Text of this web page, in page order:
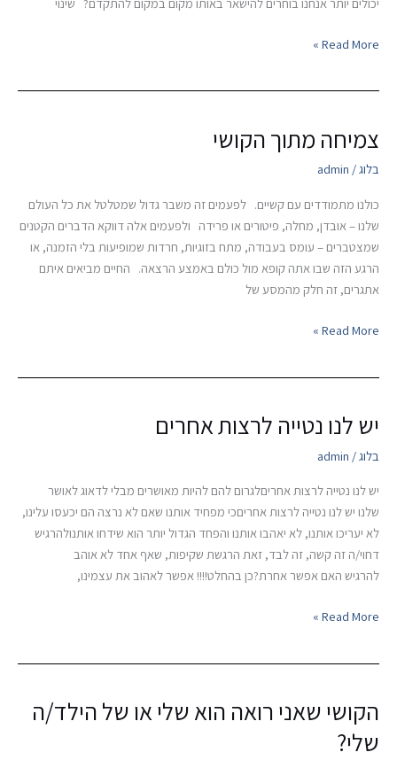
Read More »
צמיחה מתוך הקושי
בלוג/
admin
כולנו מתמודדים עם קשיים. לפעמים זה משבר גדול שמטלטל את כל העולם
שלנו – אובדן, מחלה, פיטורים או פרידה ולפעמים אלה דווקא הדברים הקטנים
שמצטברים – עומס בעבודה, מתח בזוגיות, חרדות שמופיעות בלי הזמנה, או
הרגע הזה שבו אתה קופא מול כולם באמצע הרצאה. החיים מביאים איתם
אתגרים, זה חלק מהמסע של
צמיחה
מתוך
הקושי
Read More »
יש לנו נטייה לרצות אחרים
בלוג /
admin
יש לנו נטייה לרצות אחריםלגרום להם להיות מאושרים מבלי לדאוג לאושר
שלנו יש לנו נטייה לרצות אחריםכי מפחיד אותנו שאם לא נרצה הם יכעסו עלינו,
לא יעריכו אותנו, לא יאהבו אותנו והפחד הגדול יותר הוא שידחו אותנולהרגיש
דחוי/ה זה קשה, זה לבד, זאת הרגשת שקיפות, שאף אחד לא אוהב
להרגיש האם אפשר אחרת?כן בהחלט!!!! אפשר לאהוב את עצמינו,
יש
נטייה
לרצות
אחרים
Read More »
הקושי שאני רואה הוא שלי או של הילד/ה
שלי?
הקושי
רואה